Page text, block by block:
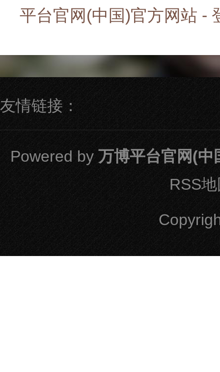
平台官网(中国)官方网站 -
友情链接：
Powered by 万博平台官网(中
RSS